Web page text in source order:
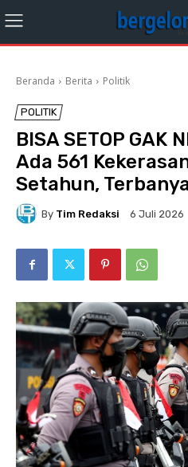
Beranda Berita Politik
POLITIK
BISA SETOP GAK
Ada 561
Setahun,
By Tim Redaksi 6 Juli 2026